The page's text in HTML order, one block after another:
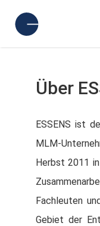
Über
ESSENS ist
MLM-
Herbst 2011
Fachleuten
Gebiet der